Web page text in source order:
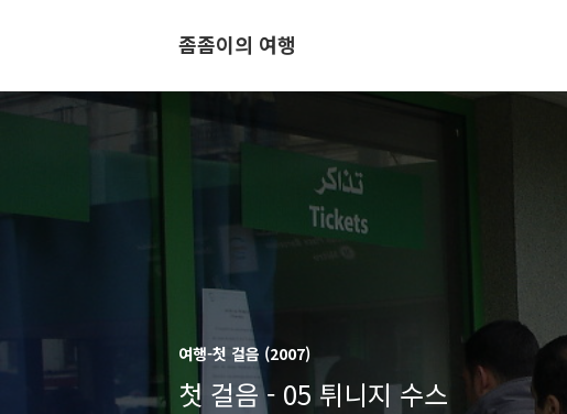
좀좀이의 여행
여행-첫 걸음 (2007)
첫 걸음 - 05 튀니지 수스